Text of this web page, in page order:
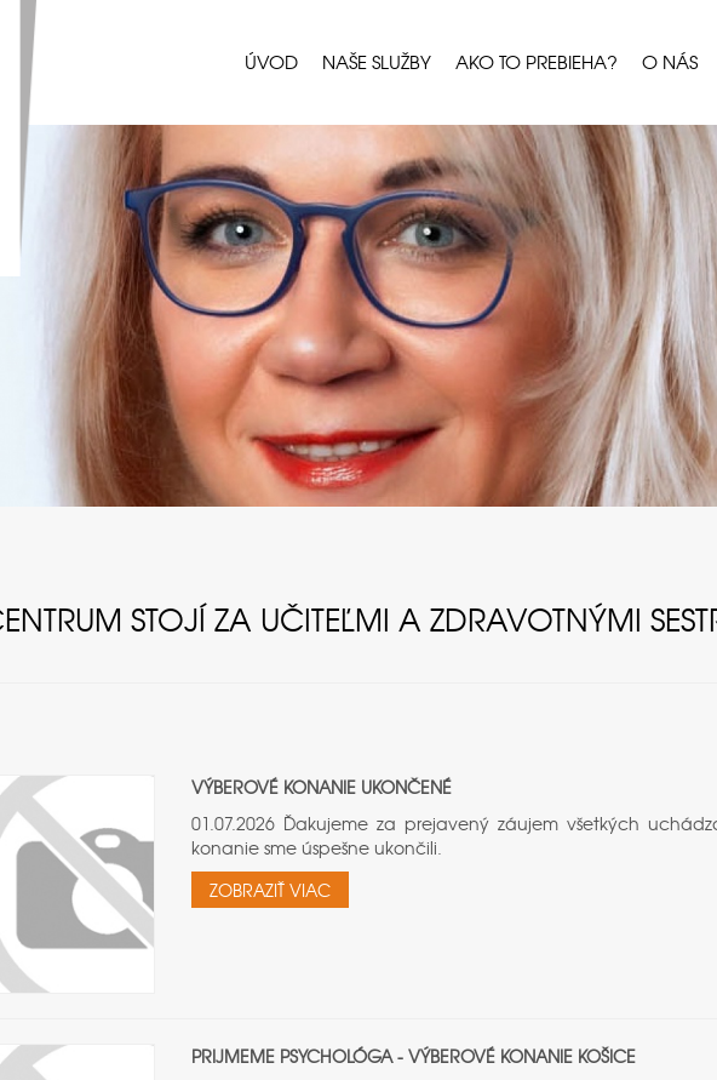
ÚVOD NAŠE SLUŽBY AKO TO PREBIEHA? O NÁS
STOJÍ ZA UČITEĽMI A ZDRAVOTNÝMI
VÝBEROVÉ KONANIE UKONČENÉ
01.07.2026 Ďakujeme za prejavený záujem všetkých
konanie sme úspešne ukončili.
ZOBRAZIŤ VIAC
PRIJMEME PSYCHOLÓGA - VÝBEROVÉ KONANIE KOŠICE